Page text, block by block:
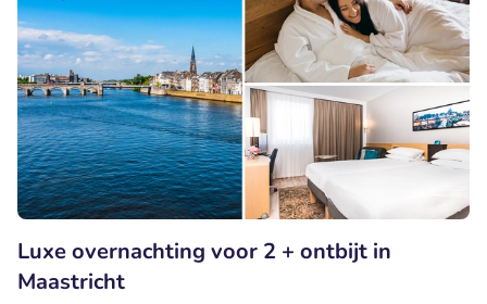
Luxe overnachting voor 2 + ontbijt in
Maastricht